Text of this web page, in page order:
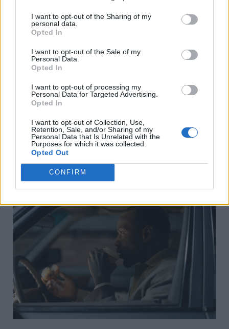
I want to opt-out of the Sharing of my
personal data.
Opted In
I want to opt-out of the Sale of my
Personal Data.
Opted In
I want to opt-out of processing my
Personal Data for Targeted Advertising.
Opted In
I want to opt-out of Collection, Use,
Retention, Sale, and/or Sharing of my
Personal Data that Is Unrelated with the
Purposes for which it was collected.
Opted Out
CONFIRM
αποτρέψει την πτώση των επιπέδων
ενέργειάς σας, επομένως φροντίστε να
έχετε κάτι σε αρκετή ποσότητα.
Αποφύγετε όμως τα υπερβολικά
ζαχαρούχα τρόφιμα, αφού σίγουρα η
ζάχαρη σας δίνει μια σχεδόν στιγμιαία
προκαλέσει μια ύφεση, που σας αφήνει
να αισθάνεστε κουρασμένοι μετά από
λίγο.